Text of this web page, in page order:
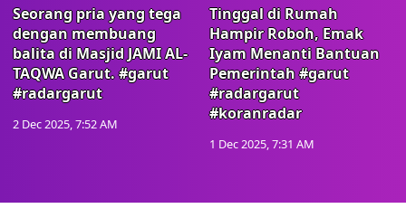
Seorang pria yang tega
dengan membuang
balita di Masjid JAMI AL-
TAQWA Garut. #garut
#radargarut
2 Dec 2025, 7:52 AM
Tinggal di Rumah
Hampir Roboh, Emak
Iyam Menanti Bantuan
Pemerintah #garut
#radargarut
#koranradar
1 Dec 2025, 7:31 AM